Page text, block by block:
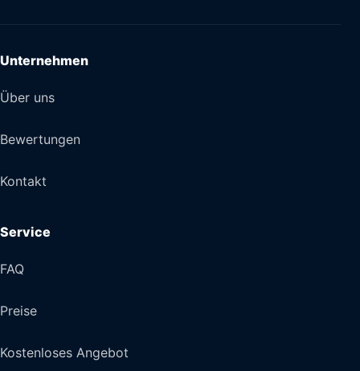
Unternehmen
Über uns
Bewertungen
Kontakt
Service
FAQ
Preise
Kostenloses Angebot